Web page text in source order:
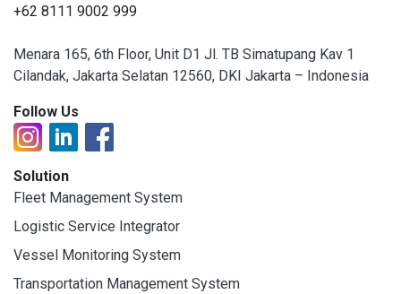
+62 8111 9002 999
Menara 165, 6th Floor, Unit D1 Jl. TB Simatupang Kav 1
Cilandak, Jakarta Selatan 12560, DKI Jakarta – Indonesia
Follow Us
Solution
Fleet Management System
Logistic Service Integrator
Vessel Monitoring System
Transportation Management System